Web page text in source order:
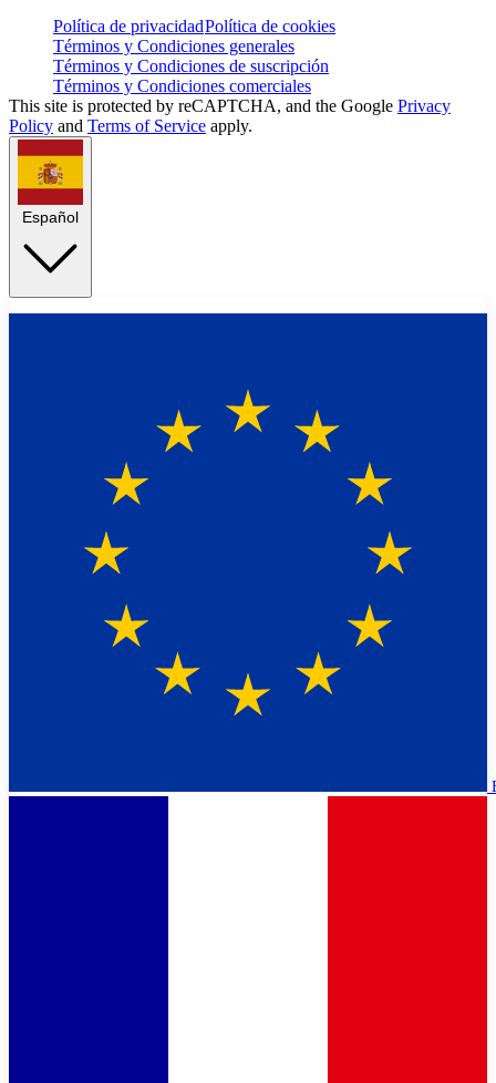
Política de privacidadPolítica de cookies
Términos y Condiciones generales
Términos y Condiciones de suscripción
Términos y Condiciones comerciales
This site is protected by reCAPTCHA, and the Google Privacy
Policy and Terms of Service apply.
Español